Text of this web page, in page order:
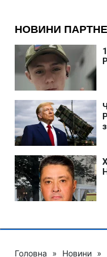
Головна » Новини »